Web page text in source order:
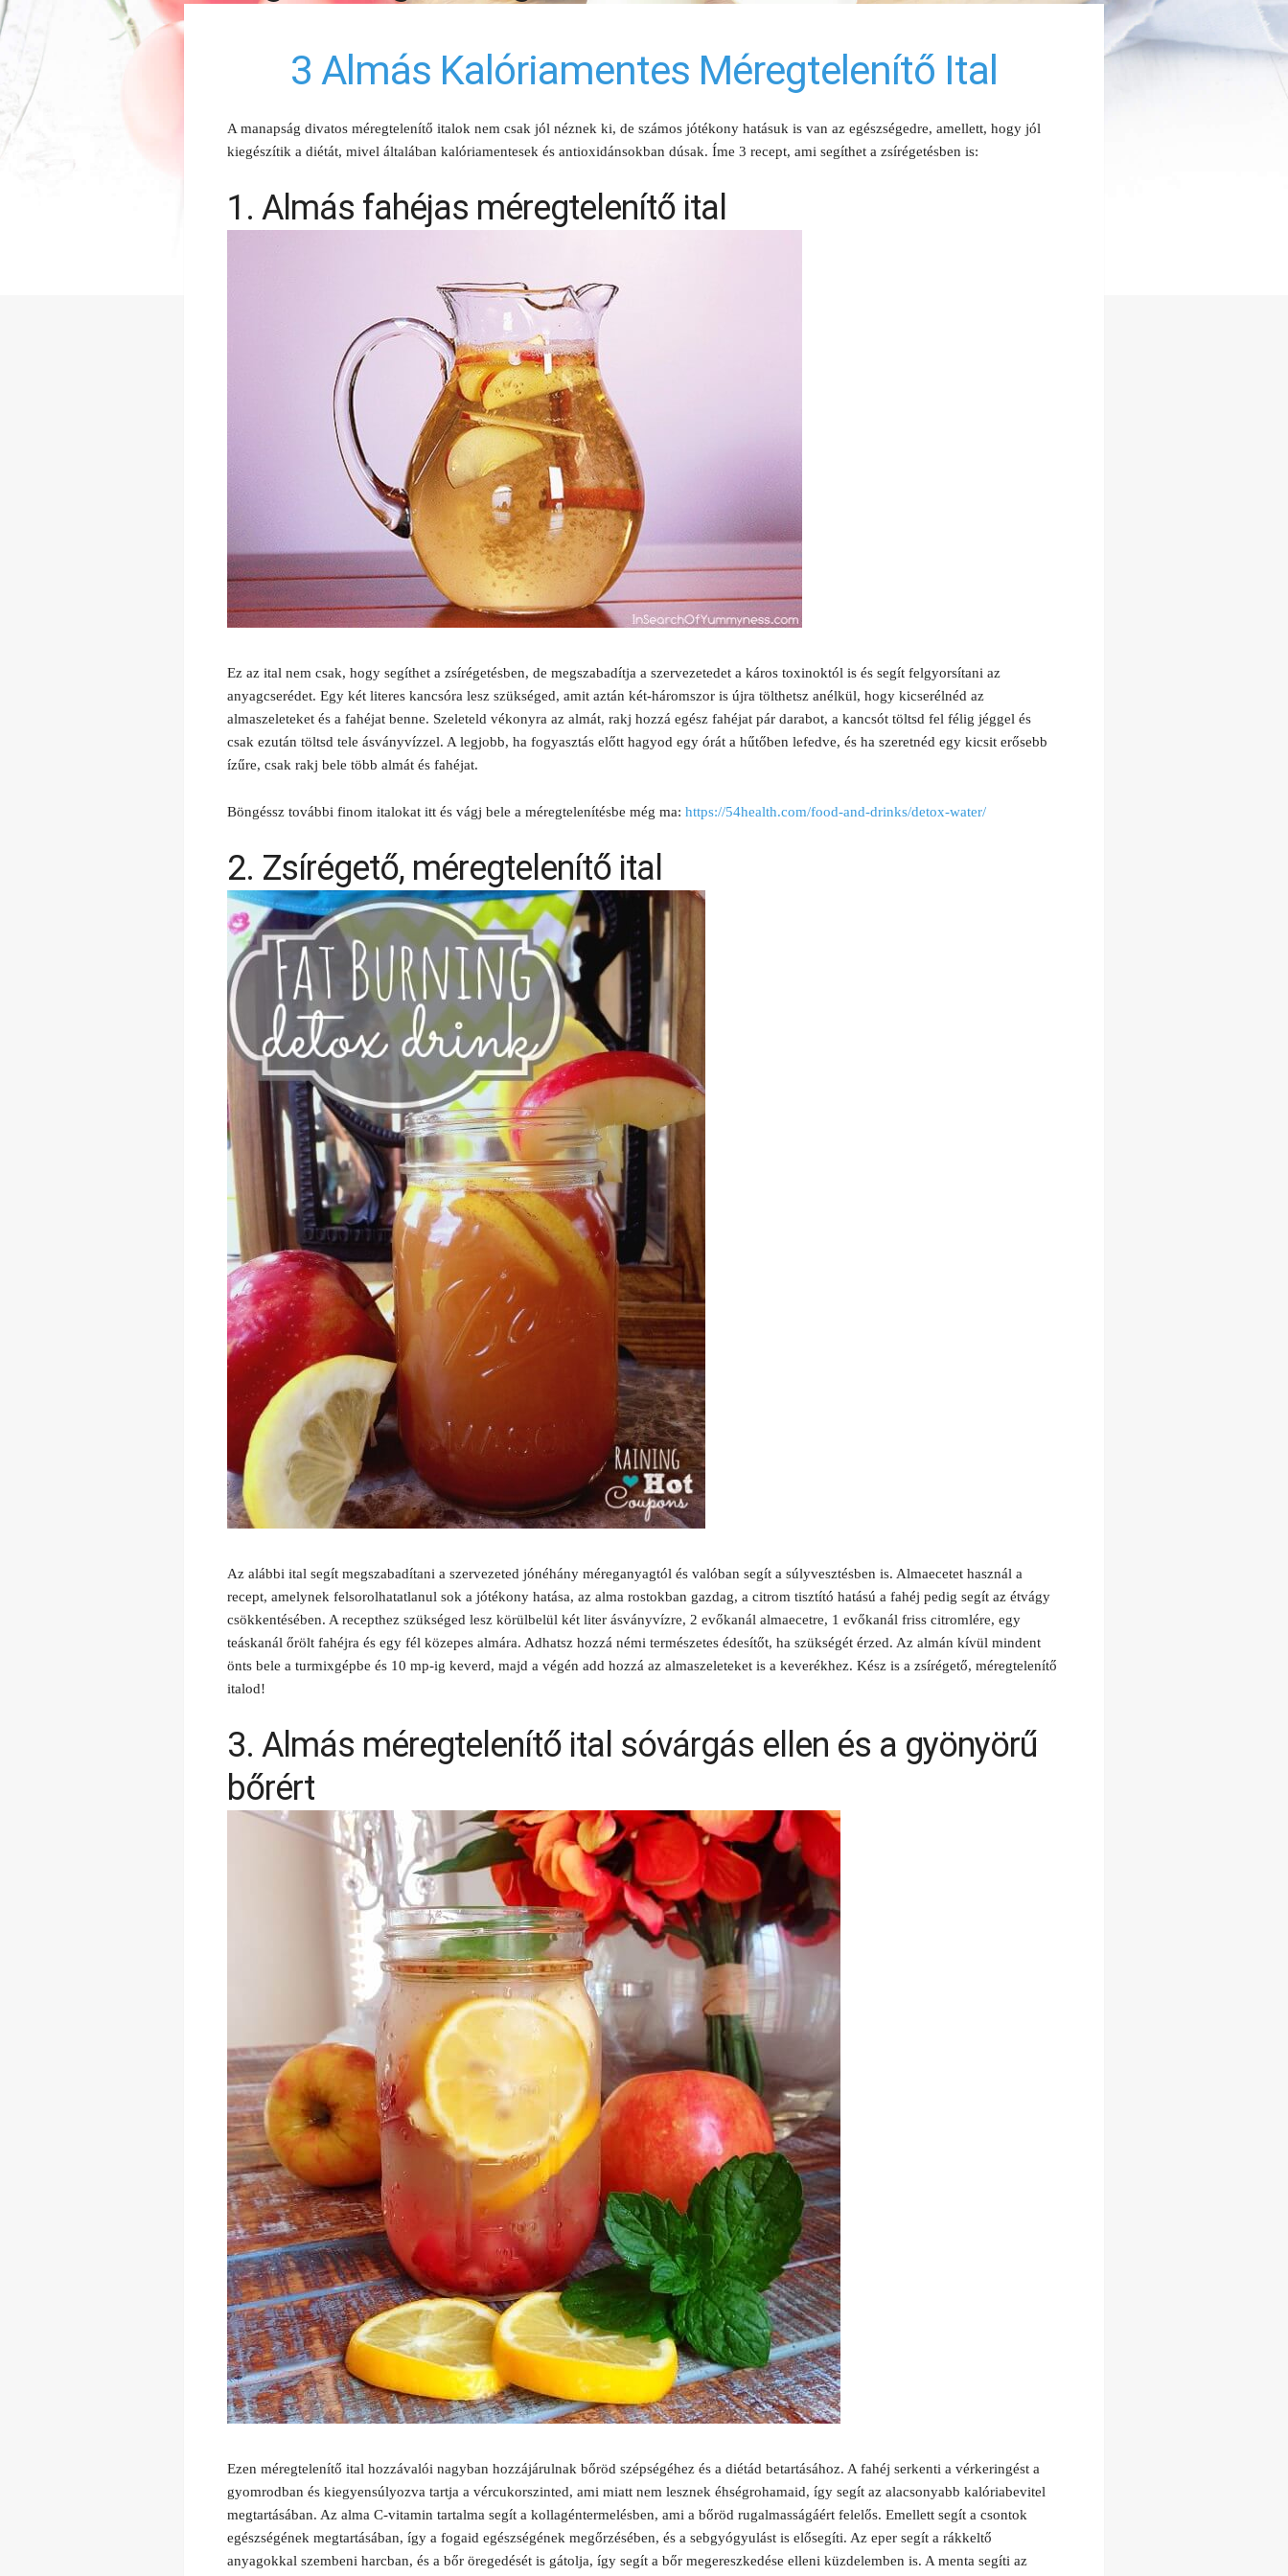
3 Almás Kalóriamentes Méregtelenítő Ital
A manapság divatos méregtelenítő italok nem csak jól néznek ki, de számos jótékony hatásuk is van az egészségedre, amellett, hogy jól
kiegészítik a diétát, mivel általában kalóriamentesek és antioxidánsokban dúsak. Íme 3 recept, ami segíthet a zsírégetésben is:
1. Almás fahéjas méregtelenítő ital
Ez az ital nem csak, hogy segíthet a zsírégetésben, de megszabadítja a szervezetedet a káros toxinoktól is és segít felgyorsítani az
anyagcserédet. Egy két literes kancsóra lesz szükséged, amit aztán két-háromszor is újra tölthetsz anélkül, hogy kicserélnéd az
almaszeleteket és a fahéjat benne. Szeleteld vékonyra az almát, rakj hozzá egész fahéjat pár darabot, a kancsót töltsd fel félig jéggel és
csak ezután töltsd tele ásványvízzel. A legjobb, ha fogyasztás előtt hagyod egy órát a hűtőben lefedve, és ha szeretnéd egy kicsit erősebb
ízűre, csak rakj bele több almát és fahéjat.
Böngéssz további finom italokat itt és vágj bele a méregtelenítésbe még ma: https://54health.com/food-and-drinks/detox-water/
2. Zsírégető, méregtelenítő ital
Az alábbi ital segít megszabadítani a szervezeted jónéhány méreganyagtól és valóban segít a súlyvesztésben is. Almaecetet használ a
recept, amelynek felsorolhatatlanul sok a jótékony hatása, az alma rostokban gazdag, a citrom tisztító hatású a fahéj pedig segít az étvágy
csökkentésében. A recepthez szükséged lesz körülbelül két liter ásványvízre, 2 evőkanál almaecetre, 1 evőkanál friss citromlére, egy
teáskanál őrölt fahéjra és egy fél közepes almára. Adhatsz hozzá némi természetes édesítőt, ha szükségét érzed. Az almán kívül mindent
önts bele a turmixgépbe és 10 mp-ig keverd, majd a végén add hozzá az almaszeleteket is a keverékhez. Kész is a zsírégető, méregtelenítő
italod!
3. Almás méregtelenítő ital sóvárgás ellen és a gyönyörű
bőrért
Ezen méregtelenítő ital hozzávalói nagyban hozzájárulnak bőröd szépségéhez és a diétád betartásához. A fahéj serkenti a vérkeringést a
gyomrodban és kiegyensúlyozva tartja a vércukorszinted, ami miatt nem lesznek éhségrohamaid, így segít az alacsonyabb kalóriabevitel
megtartásában. Az alma C-vitamin tartalma segít a kollagéntermelésben, ami a bőröd rugalmasságáért felelős. Emellett segít a csontok
egészségének megtartásában, így a fogaid egészségének megőrzésében, és a sebgyógyulást is elősegíti. Az eper segít a rákkeltő
anyagokkal szembeni harcban, és a bőr öregedését is gátolja, így segít a bőr megereszkedése elleni küzdelemben is. A menta segíti az